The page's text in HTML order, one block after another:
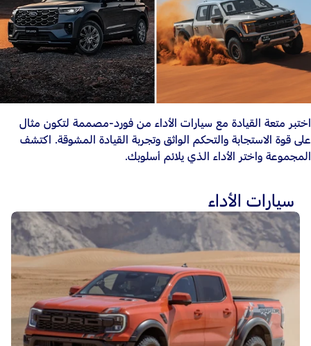
اختبر متعة القيادة مع سيارات الأداء من فورد-مصممة لتكون مثال
على قوة الاستجابة والتحكم الواثق وتجربة القيادة المشوقة. اكتشف
المجموعة واختر الأداء الذي يلائم أسلوبك.
سيارات الأداء